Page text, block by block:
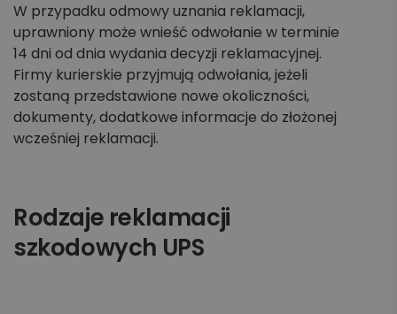
W przypadku odmowy uznania reklamacji,
uprawniony może wnieść odwołanie w terminie
14 dni od dnia wydania decyzji reklamacyjnej.
Firmy kurierskie przyjmują odwołania, jeżeli
zostaną przedstawione nowe okoliczności,
dokumenty, dodatkowe informacje do złożonej
wcześniej reklamacji.
Rodzaje reklamacji
szkodowych UPS